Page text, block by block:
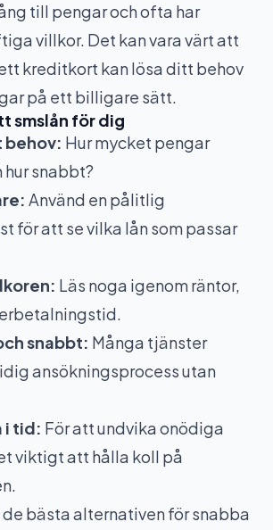
till pengar och ofta har
villkor. Det kan vara värt att
kreditkort kan lösa ditt behov
på ett billigare sätt.
smslån för dig
behov: Hur mycket pengar
hur snabbt?
Använd en pålitlig
för att se vilka lån som passar
Läs noga igenom räntor,
snabbt: Många tjänster
ansökningsprocess utan
i tid: För att undvika onödiga
viktigt att hålla koll på
bästa alternativen för snabba